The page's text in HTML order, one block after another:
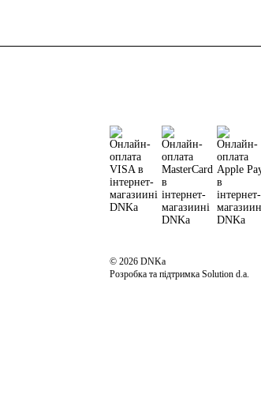
© 2026 DNKa
Розробка та підтримка Solution d.a.